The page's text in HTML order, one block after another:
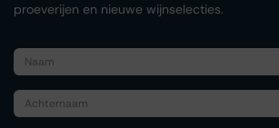
proeverijen en nieuwe wijnselecties.